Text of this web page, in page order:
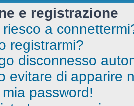
e registrazione
a
registrarmi?
disconnesso
evitare di apparire
password!